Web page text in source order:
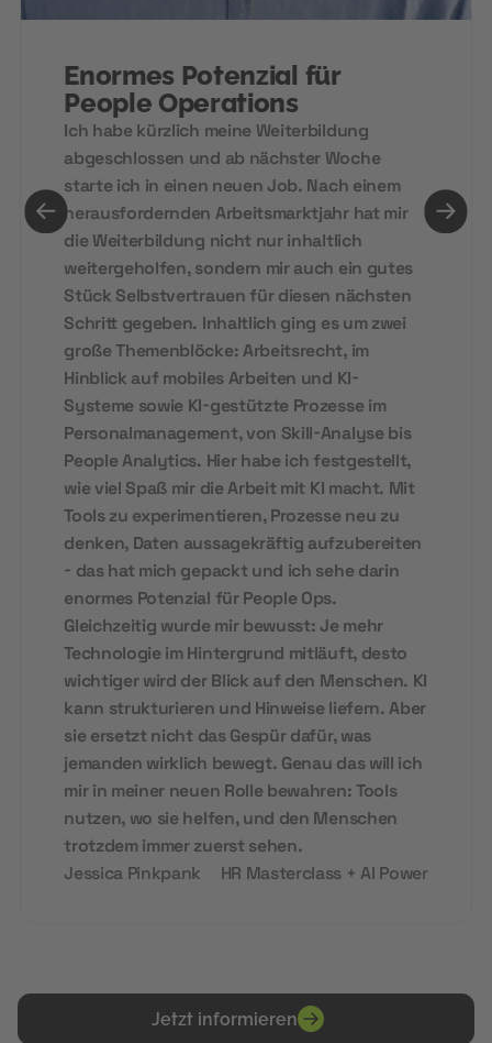
Enormes Potenzial für
People Operations
Ich habe kürzlich meine Weiterbildung
abgeschlossen und ab nächster Woche
starte ich in einen neuen Job. Nach einem
herausfordernden Arbeitsmarktjahr hat mir
die Weiterbildung nicht nur inhaltlich
weitergeholfen, sondern mir auch ein gutes
Stück Selbstvertrauen für diesen nächsten
Schritt gegeben. Inhaltlich ging es um zwei
große Themenblöcke: Arbeitsrecht, im
Hinblick auf mobiles Arbeiten und KI-
Systeme sowie KI-gestützte Prozesse im
Personalmanagement, von Skill-Analyse bis
People Analytics. Hier habe ich festgestellt,
wie viel Spaß mir die Arbeit mit KI macht. Mit
Tools zu experimentieren, Prozesse neu zu
denken, Daten aussagekräftig aufzubereiten
- das hat mich gepackt und ich sehe darin
enormes Potenzial für People Ops.
Gleichzeitig wurde mir bewusst: Je mehr
Technologie im Hintergrund mitläuft, desto
wichtiger wird der Blick auf den Menschen. KI
kann strukturieren und Hinweise liefern. Aber
sie ersetzt nicht das Gespür dafür, was
jemanden wirklich bewegt. Genau das will ich
mir in meiner neuen Rolle bewahren: Tools
nutzen, wo sie helfen, und den Menschen
trotzdem immer zuerst sehen.
Jessica Pinkpank
HR Masterclass + AI Power
Jetzt informieren